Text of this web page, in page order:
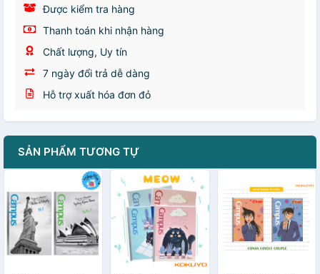
Được kiểm tra hàng
Thanh toán khi nhận hàng
Chất lượng, Uy tín
7 ngày đổi trả dễ dàng
Hỗ trợ xuất hóa đơn đỏ
SẢN PHẨM TƯƠNG TỰ